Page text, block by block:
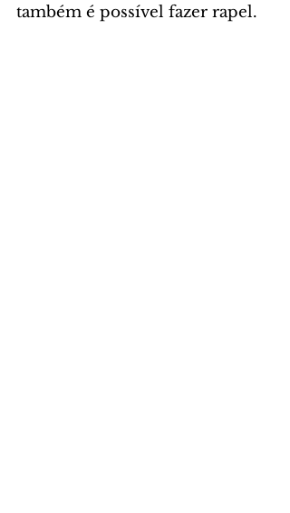
também é possível fazer rapel.